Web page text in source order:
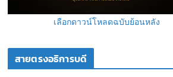
เลือกดาวน์โหลดฉบับย้อนหลัง
สายตรงอธิการบดี